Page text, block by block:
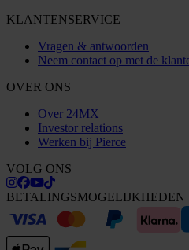
KLANTENSERVICE
Vragen & antwoorden
Neem contact op met de
OVER ONS
Over 24MX
Investor relations
Werken bij Pierce
VOLG ONS
BETALINGSMOGELIJKHEDEN